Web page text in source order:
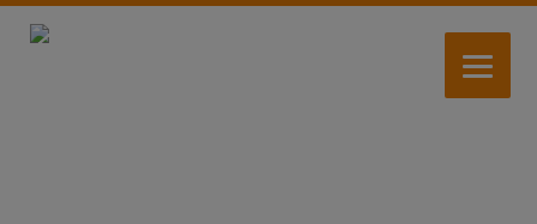
Aller